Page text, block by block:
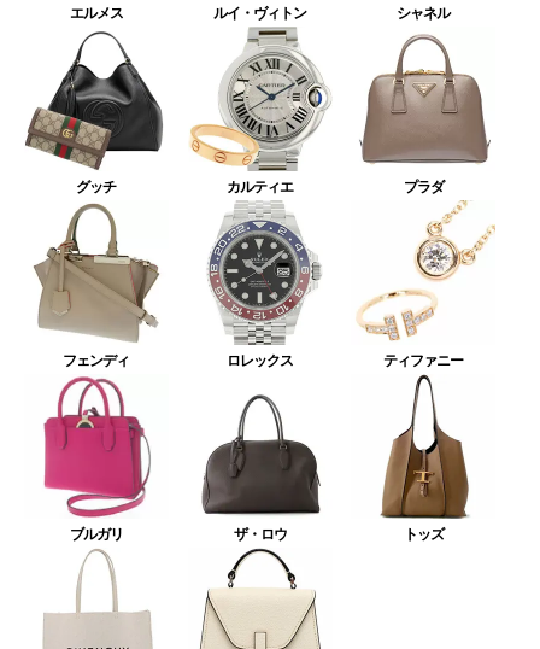
エルメス ルイ・ヴィトン シャネル
グッチ カルティエ プラダ
フェンディ ロレックス ティファニー
ブルガリ ザ・ロウ トッズ